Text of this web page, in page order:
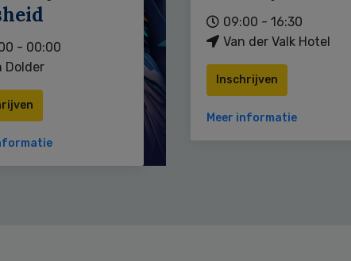
- 00:00
Dolder
09:00 - 16:30
Van der Valk Hotel
Inschrijven
Meer informatie